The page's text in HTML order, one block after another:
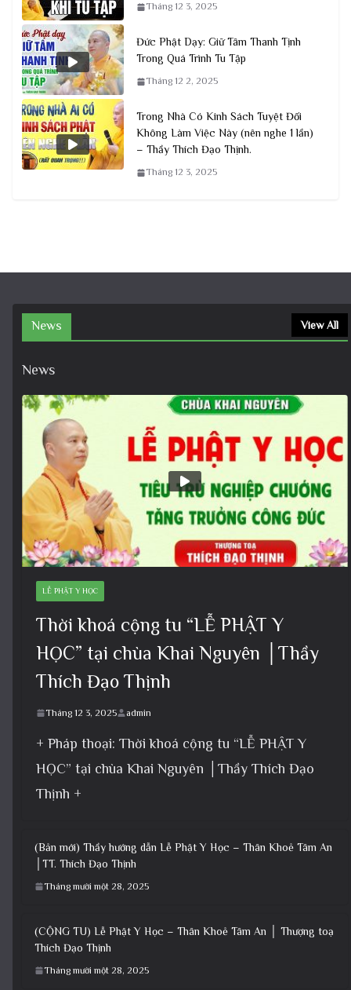
Tháng 12 3, 2025
Đức Phật Dạy: Giữ Tâm Thanh Tịnh
Trong Quá Trình Tu Tập
Tháng 12 2, 2025
Trong Nhà Có Kinh Sách Tuyệt Đối
Không Làm Việc Này (nên nghe 1 lần)
– Thầy Thích Đạo Thịnh.
Tháng 12 3, 2025
News View All
News
LỄ PHẬT Y HỌC
Thời khoá cộng tu “LỄ PHẬT Y
HỌC” tại chùa Khai Nguyên │Thầy
Thích Đạo Thịnh
Tháng 12 3, 2025 admin
+ Pháp thoại: Thời khoá cộng tu “LỄ PHẬT Y
HỌC” tại chùa Khai Nguyên │Thầy Thích Đạo
Thịnh +
(Bản mới) Thầy hướng dẫn Lễ Phật Y Học – Thân Khoẻ Tâm An
│TT. Thích Đạo Thịnh
Tháng mười một 28, 2025
(CỘNG TU) Lễ Phật Y Học – Thân Khoẻ Tâm An │ Thượng toạ
Thích Đạo Thịnh
Tháng mười một 28, 2025